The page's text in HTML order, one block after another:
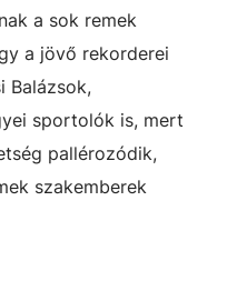
a sok remek
a jövő rekorderei
Balázsok,
sportolók is, mert
pallérozódik,
szakemberek